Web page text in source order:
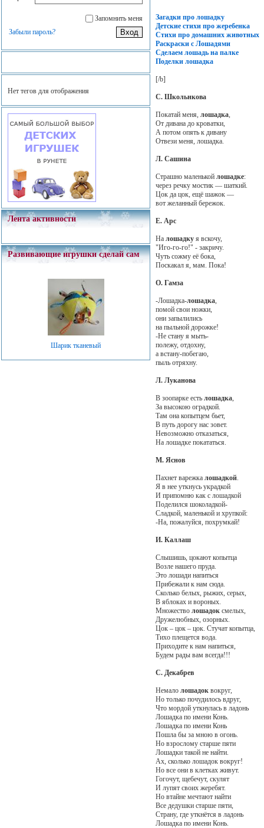
Запомнить меня
Забыли пароль?
Нет тегов для отображения
Лента активности
Развивающие игрушки сделай сам
Шарик тканевый
Загадки про лошадку
Детские стихи про жеребенка
Стихи про домашних животных
Раскраски с Лошадями
Сделаем лошадь на палке
Поделки лошадка
[/b]
С. Школьнкова
Покатай меня, лошадка,
От дивана до кроватки,
А потом опять к дивану
Отвези меня, лошадка.
Л. Сашина
Страшно маленькой лошадке:
через речку мостик — шаткий.
Цок да цок, ещё шажок —
вот желанный бережок.
Е. Арс
На лошадкуя вскочу,
"Иго-го-го!" - закричу.
Чуть сожму её бока,
Поскакал я, мам. Пока!
О. Гамза
-Лошадка-лошадка,
помой свои ножки,
они запылились
на пыльной дорожке!
-Не стану я мыть-
полежу, отдохну,
а встану-побегаю,
пыль отряхну.
Л. Луканова
В зоопарке есть лошадка,
За высокою оградкой.
Там она копытцем бьет,
В путь дорогу нас зовет.
Невозможно отказаться,
На лошадке покататься.
М. Яснов
Пахнет варежка лошадкой.
Я в нее уткнусь украдкой
И припомню как с лошадкой
Поделился шоколадкой-
Сладкой, маленькой и хрупкой:
-На, пожалуйся, похрумкай!
И. Каллаш
Слышишь, цокают копытца
Возле нашего пруда.
Это лошади напиться
Прибежали к нам сюда.
Сколько белых, рыжих, серых,
В яблоках и вороных.
Множество лошадоксмелых,
Дружелюбных, озорных.
Цок – цок – цок. Стучат копытца,
Тихо плещется вода.
Приходите к нам напиться,
Будем рады вам всегда!!!
С. Декабрев
Немало лошадоквокруг,
Но только почудилось вдруг,
Что мордой уткнулась в ладонь
Лошадка по имени Конь.
Лошадка по имени Конь
Пошла бы за мною в огонь.
Но взрослому старше пяти
Лошадки такой не найти.
Ах, сколько лошадок вокруг!
Но все они в клетках живут.
Гогочут, щебечут, скулят
И лупят своих жеребят.
Но втайне мечтают найти
Все дедушки старше пяти,
Страну, где уткнётся в ладонь
Лошадка по имени Конь.